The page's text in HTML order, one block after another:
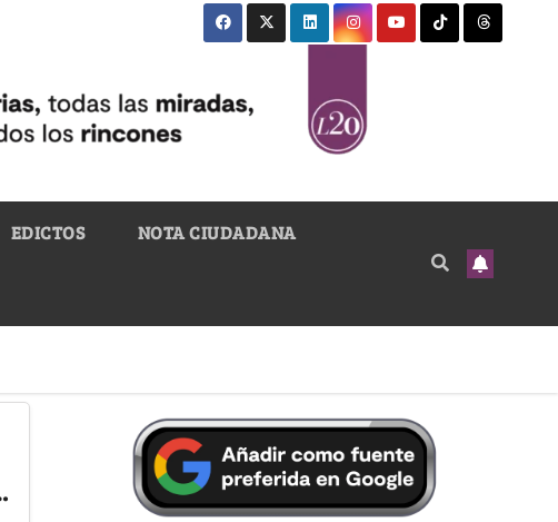
EDICTOS NOTA CIUDADANA